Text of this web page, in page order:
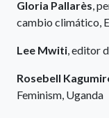
Gloria Pallarès,
cambio climático,
Lee Mwiti, editor
Rosebell
Feminism, Uganda